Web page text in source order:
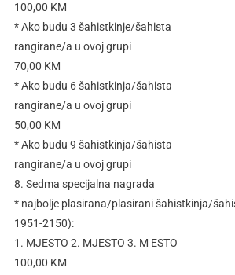
100,00 KM
* Ako budu 3 šahistkinje/šahista
rangirane/a u ovoj grupi
70,00 KM
* Ako budu 6 šahistkinja/šahista
rangirane/a u ovoj grupi
50,00 KM
* Ako budu 9 šahistkinja/šahista
rangirane/a u ovoj grupi
8. Sedma specijalna nagrada
* najbolje plasirana/plasirani šahistkinja/
1951-2150):
1. MJESTO 2. MJESTO 3. M ESTO
100,00 KM